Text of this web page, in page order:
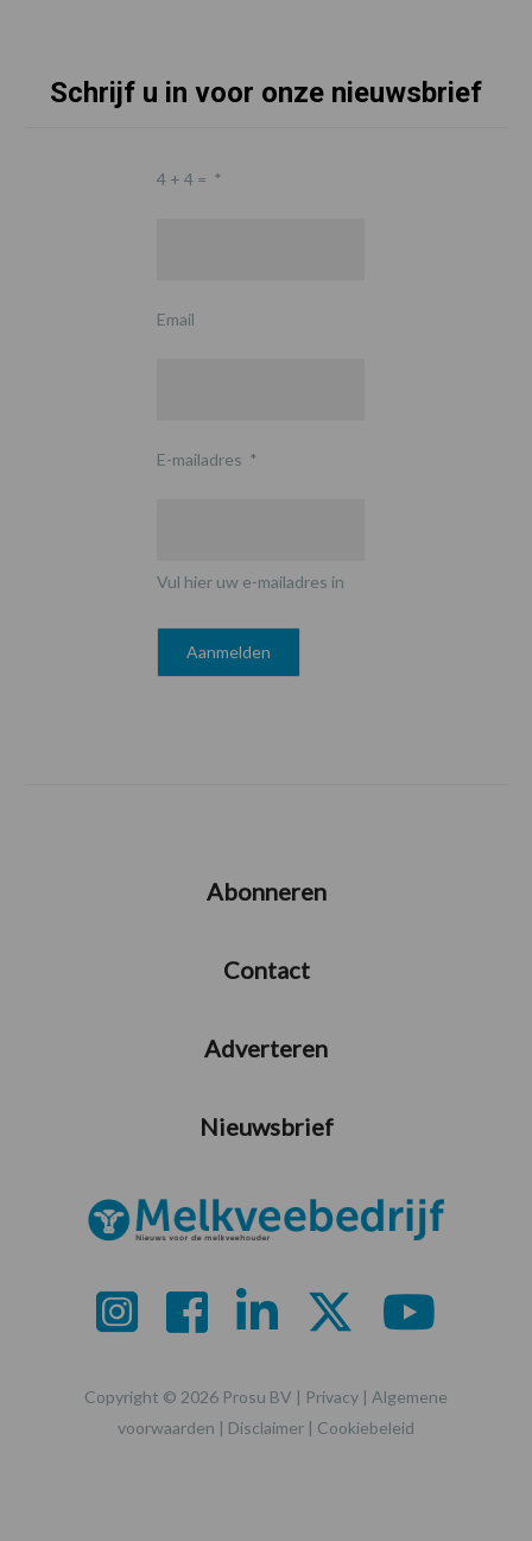
Schrijf u in voor onze nieuwsbrief
4 + 4 = *
Email
E-mailadres *
Vul hier uw e-mailadres in
Abonneren
Contact
Adverteren
Nieuwsbrief
Copyright © 2026 Prosu BV | Privacy | Algemene
voorwaarden | Disclaimer | Cookiebeleid